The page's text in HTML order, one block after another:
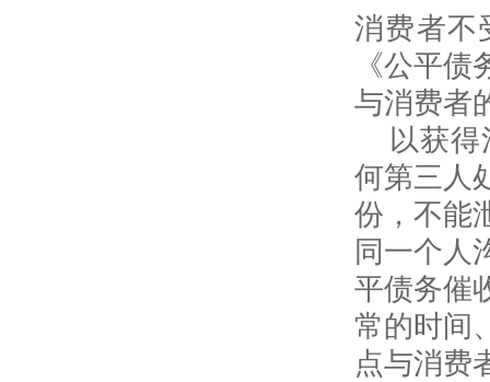
消费者不
《公平
与消费者
以获
何第三人
份，不能
同一个人
平债务催
常的时间
点与消费